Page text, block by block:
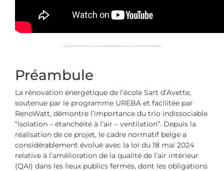
Préambule
La rénovation énergétique de l’école Sart d’Avette,
soutenue par le programme UREBA et facilitée par
RenoWatt, démontre l’importance du trio indissociable
“isolation – étanchéité à l’air – ventilation”. Depuis la
réalisation de ce projet, le cadre normatif belge a
considérablement évolué avec la loi du 18 mai 2024
relative à l’amélioration de la qualité de l’air intérieur
(QAI) dans les lieux publics fermés, dont les obligations